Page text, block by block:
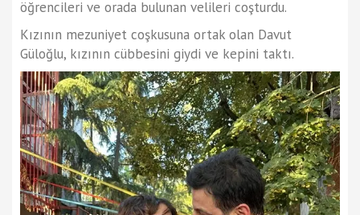
öğrencileri ve orada bulunan velileri coşturdu.
Kızının mezuniyet coşkusuna ortak olan Davut
Güloğlu, kızının cübbesini giydi ve kepini taktı.